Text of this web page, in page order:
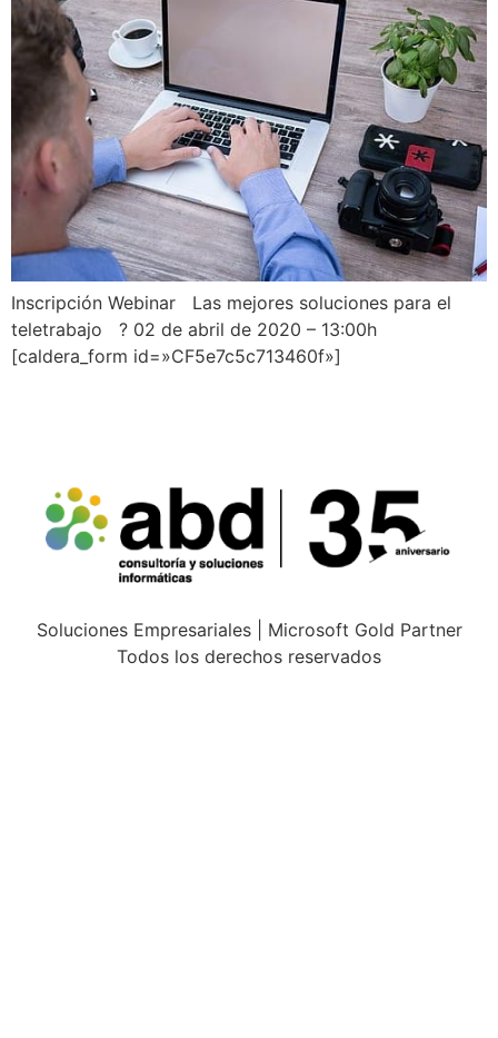
Inscripción Webinar Las mejores soluciones para el
teletrabajo ? 02 de abril de 2020 – 13:00h
[caldera_form id=»CF5e7c5c713460f»]
Soluciones Empresariales | Microsoft Gold Partner
Todos los derechos reservados